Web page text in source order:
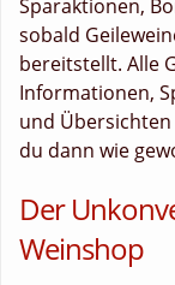
Sparaktionen,
sobald
bereitstellt. Alle
Informationen,
und
du dann wie
Der
Weinshop